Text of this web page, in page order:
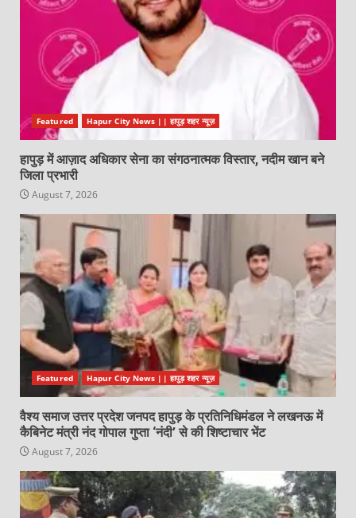
Featured Hapur City News || हापुड़ शहर न्यूज़
हापुड़ में आज़ाद अधिकार सेना का संगठनात्मक विस्तार, नदीम खान बने
जिला प्रभारी
August 7, 2026
Featured Hapur City News || हापुड़ शहर न्यूज़
वैश्य समाज उत्तर प्रदेश जनपद हापुड़ के प्रतिनिधिमंडल ने लखनऊ में
कैबिनेट मंत्री नंद गोपाल गुप्ता ‘नंदी’ से की शिष्टाचार भेंट
August 7, 2026